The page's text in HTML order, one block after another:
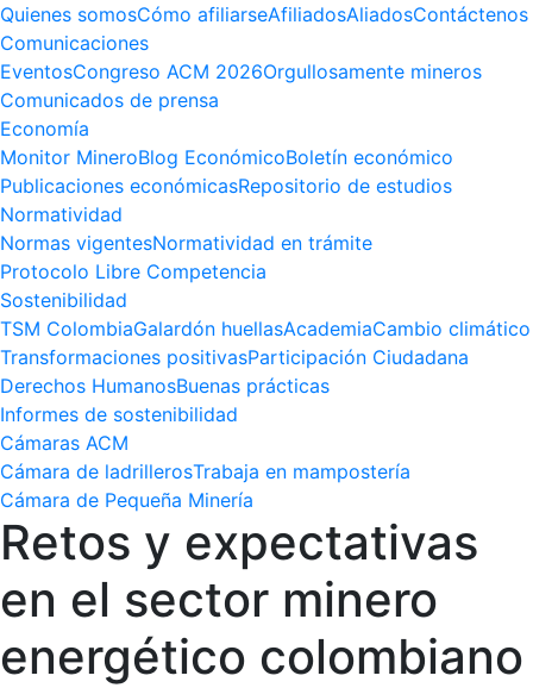
Quienes somosCómo afiliarseAfiliadosAliadosContáctenos
Comunicaciones
EventosCongreso ACM 2026Orgullosamente mineros
Comunicados de prensa
Economía
Monitor MineroBlog EconómicoBoletín económico
Publicaciones económicasRepositorio de estudios
Normatividad
Normas vigentesNormatividad en trámite
Protocolo Libre Competencia
Sostenibilidad
TSM ColombiaGalardón huellasAcademiaCambio climático
Transformaciones positivasParticipación Ciudadana
Derechos HumanosBuenas prácticas
Informes de sostenibilidad
Cámaras ACM
Cámara de ladrillerosTrabaja en mampostería
Cámara de Pequeña Minería
Retos y expectativas
en el sector minero
energético colombiano